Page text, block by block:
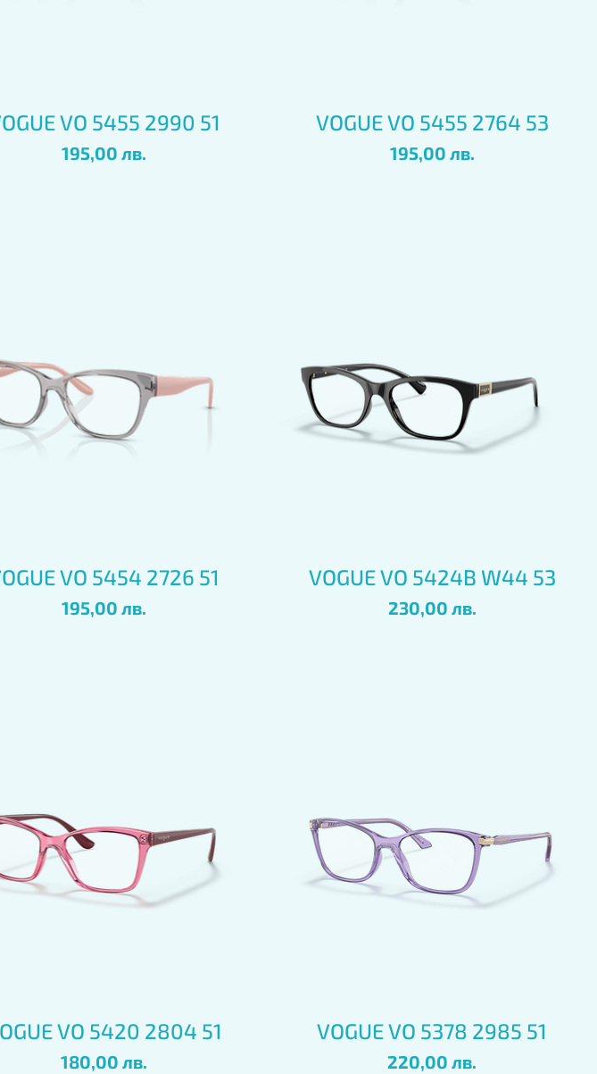
Бърз преглед
VO 5455 2990 51
Цена
195,00 лв.
Бърз преглед
VOGUE VO 5455 2764 53
Цена
195,00 лв.
Бърз преглед
VO 5454 2726 51
Цена
195,00 лв.
Бърз преглед
VOGUE VO 5424B W44 53
Цена
230,00 лв.
Бърз преглед
VO 5420 2804 51
Цена
180,00 лв.
Бърз преглед
VOGUE VO 5378 2985 51
Цена
220,00 лв.